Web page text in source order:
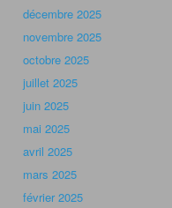
décembre 2025
novembre 2025
octobre 2025
juillet 2025
juin 2025
mai 2025
avril 2025
mars 2025
février 2025